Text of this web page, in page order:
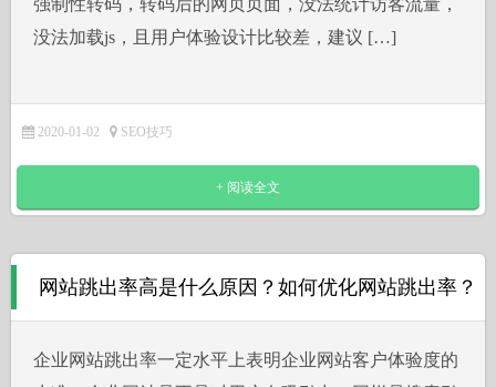
强制性转码，转码后的网页页面，没法统计访客流量，
没法加载js，且用户体验设计比较差，建议 […]
2020-01-02 SEO技巧
+ 阅读全文
网站跳出率高是什么原因？如何优化网站跳出率？
企业网站跳出率一定水平上表明企业网站客户体验度的